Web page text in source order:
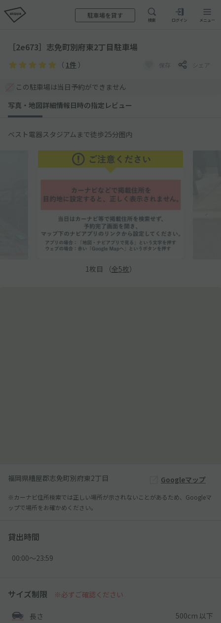
駐車場を貸す
検索 ログイン メニュー
［2e673］志免町別府東2丁目駐車場
（ 1件 ） 保存 シェア
この駐車場は当日予約ができません
写真・地図詳細情報日時の指定 レビュー
ベスト電器スタジアムまで徒歩25分圏内
1 枚目 （全5枚）
福岡県糟屋郡志免町別府東2丁目 Googleマップ
※カーナビ住所検索では正しい場所が示されないことがあるため、Googleマ
ップで場所をお確かめください。
貸出時間
00:00〜23:59
サイズ制限 ※必ずご確認ください
長さ 500cm 以下